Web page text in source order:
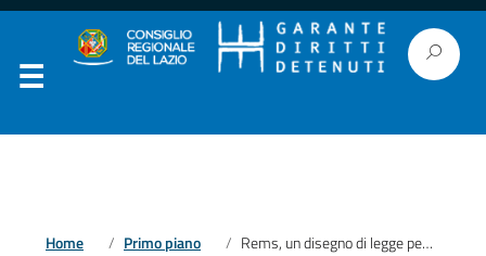
Home Primo piano Rems, un disegno di legge per una riforma incompiuta